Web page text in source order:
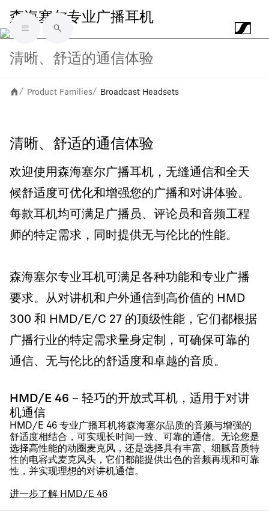
Skip to main content
森海塞尔专业广播耳机
清晰、舒适的通信体验
/ Product Families/ Broadcast Headsets
清晰、舒适的通信体验
欢迎使用森海塞尔广播耳机，无缝通信和全天
候舒适度可优化和增强您的广播和对讲体验。
每款耳机均可满足广播员、评论员和音频工程
师的特定需求，同时提供无与伦比的性能。
森海塞尔专业耳机可满足各种功能和专业广播
要求。从对讲机和户外通信到高价值的 HMD
300 和 HMD/E/C 27 的顶级性能，它们都根据
广播行业的特定需求量身定制，可确保可靠的
通信、无与伦比的舒适度和卓越的音质。
HMD/E 46 – 轻巧的开放式耳机，适用于对讲
机通信
HMD/E 46 专业广播耳机将森海塞尔品质的音频与增强的
舒适度相结合，可实现长时间一致、可靠的通信。无论您是
选择高性能的动圈麦克风，还是选择具有丰富、细腻音质特
性的电容式麦克风头，它们都能提供出色的音频再现和可靠
性，并实现理想的对讲机通信。
进一步了解 HMD/E 46